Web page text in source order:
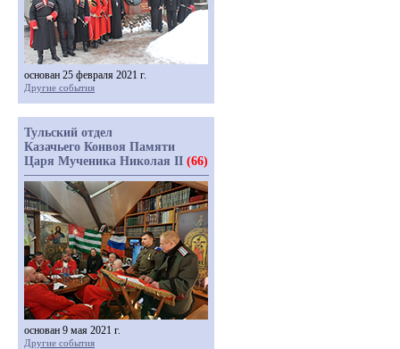
основан 25 февраля 2021 г.
Другие события
Тульский отдел
Казачьего Конвоя Памяти
Царя Мученика Николая II (66)
основан 9 мая 2021 г.
Другие события